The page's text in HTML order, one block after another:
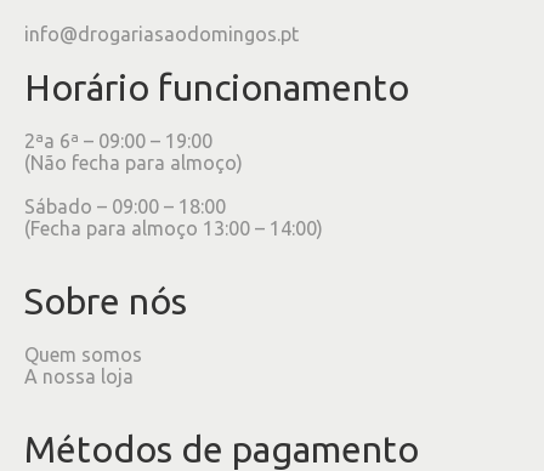
info@drogariasaodomingos.pt
Horário funcionamento
2ªa 6ª – 09:00 – 19:00
(Não fecha para almoço)
Sábado – 09:00 – 18:00
(Fecha para almoço 13:00 – 14:00)
Sobre nós
Quem somos
A nossa loja
Métodos de pagamento